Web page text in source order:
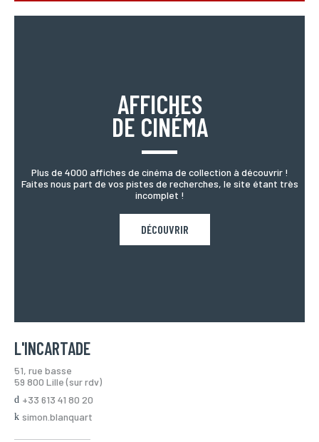
AFFICHES
DE CINÉMA
Plus de 4000 affiches de cinéma de collection à découvrir !
Faites nous part de vos pistes de recherches, le site étant très
incomplet !
DÉCOUVRIR
L'INCARTADE
51, rue basse
59 800 Lille (sur rdv)
+33 613 41 80 20
simon.blanquart